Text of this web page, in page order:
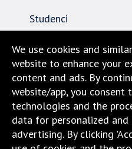
Studenci
Pracownicy
Nauka
Biuro karier
Kontakt
We use cookies and
website to enhance your
content and ads. By
website/app, you consent
technologies and the
data for personalized and
advertising. By clicking